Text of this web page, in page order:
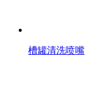
槽罐清洗喷嘴